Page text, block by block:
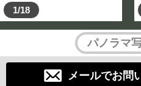
1/18
パノラマ
メールでお問